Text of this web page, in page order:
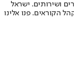
ושירותים. ישראל
הקוראים. פנו אלינו